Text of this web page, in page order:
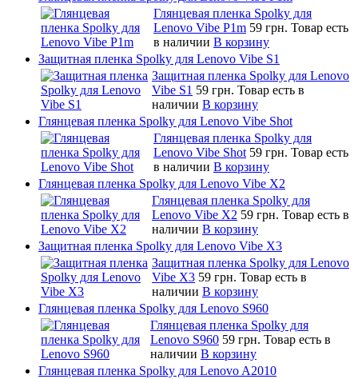
Глянцевая пленка Spolky для
Lenovo Vibe P1m 59 грн. Товар есть
в наличии В корзину
Защитная пленка Spolky для Lenovo Vibe S1
Защитная пленка Spolky для Lenovo
Vibe S1 59 грн. Товар есть в
наличии В корзину
Глянцевая пленка Spolky для Lenovo Vibe Shot
Глянцевая пленка Spolky для
Lenovo Vibe Shot 59 грн. Товар есть
в наличии В корзину
Глянцевая пленка Spolky для Lenovo Vibe X2
Глянцевая пленка Spolky для
Lenovo Vibe X2 59 грн. Товар есть в
наличии В корзину
Защитная пленка Spolky для Lenovo Vibe X3
Защитная пленка Spolky для Lenovo
Vibe X3 59 грн. Товар есть в
наличии В корзину
Глянцевая пленка Spolky для Lenovo S960
Глянцевая пленка Spolky для
Lenovo S960 59 грн. Товар есть в
наличии В корзину
Глянцевая пленка Spolky для Lenovo A2010